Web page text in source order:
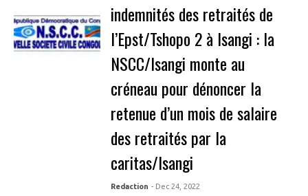
indemnités des retraités de
l’Epst/Tshopo 2 à Isangi : la
NSCC/Isangi monte au
créneau pour dénoncer la
retenue d’un mois de salaire
des retraités par la
caritas/Isangi
Redaction - Dec 24, 2022